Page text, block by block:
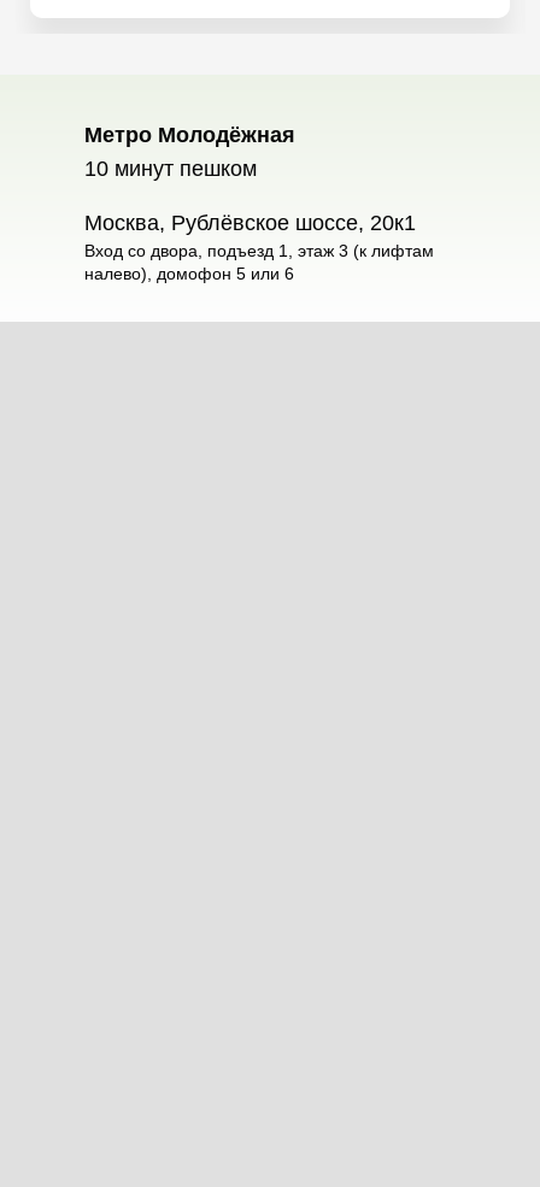
Метро Молодёжная
10 минут пешком
Москва, Рублёвское шоссе, 20к1
Вход со двора, подъезд 1, этаж 3 (к лифтам
налево), домофон 5 или 6